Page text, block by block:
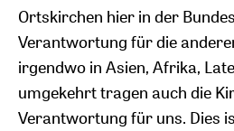
Ortskirchen hier in der
Verantwortung für die
irgendwo in Asien, Afrika,
umgekehrt tragen auch die
Verantwortung für uns. Dies